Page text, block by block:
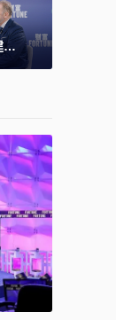
对话赛力斯康波：以ESG之道，构建高端智能汽车品牌全球竞争力